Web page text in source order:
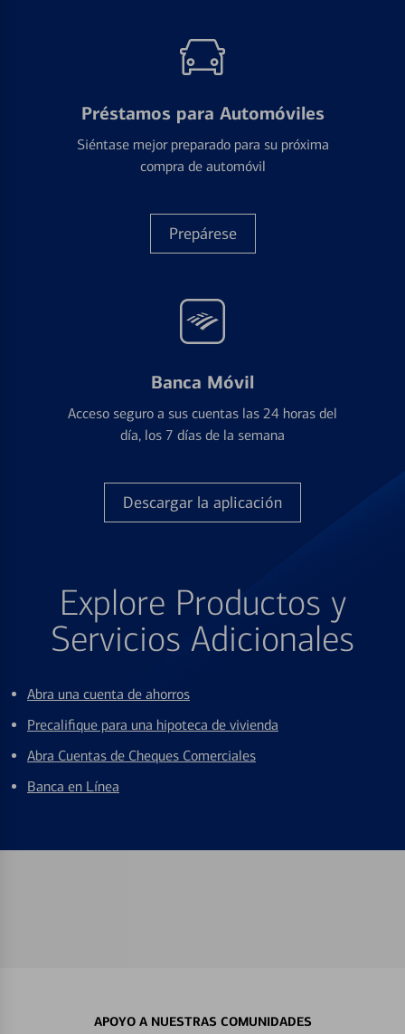
Préstamos para Automóviles
Siéntase mejor preparado para su próxima
compra de automóvil
Prepárese
Banca Móvil
Acceso seguro a sus cuentas las 24 horas del
día, los 7 días de la semana
Descargar la aplicación
Explore Productos y
Servicios Adicionales
Abra una cuenta de ahorros
Precalifique para una hipoteca de vivienda
Abra Cuentas de Cheques Comerciales
Banca en Línea
APOYO A NUESTRAS COMUNIDADES